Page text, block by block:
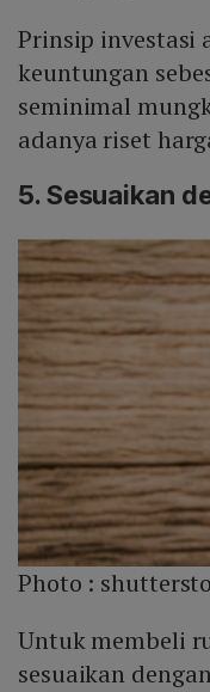
Prinsip investasi
keuntungan
seminimal
adanya riset
5. Sesuaikan
Photo :
Untuk membeli
sesuaikan